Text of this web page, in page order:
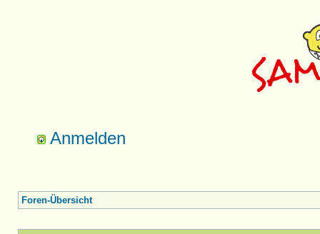
Anmelden
Foren-Übersicht